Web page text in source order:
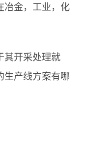
冶金，工业，化
其开采处理就
生产线方案有哪